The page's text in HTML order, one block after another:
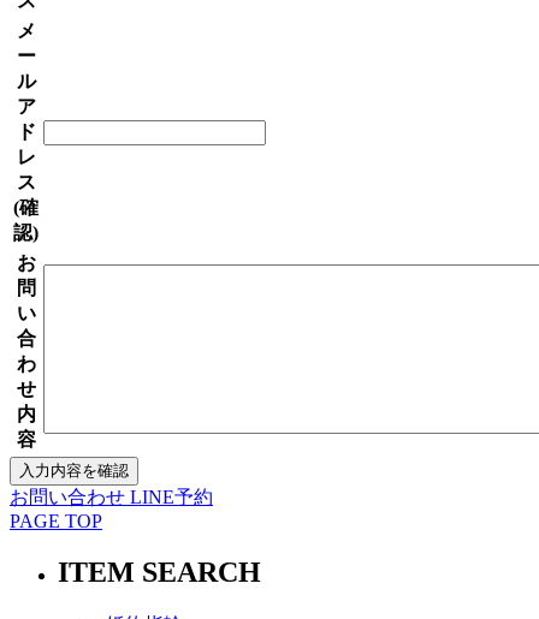
メ
ー
ル
ア
ド
レ
ス
(確
認)
お
問
い
合
わ
せ
内
容
お問い合わせ LINE予約
PAGE TOP
ITEM SEARCH